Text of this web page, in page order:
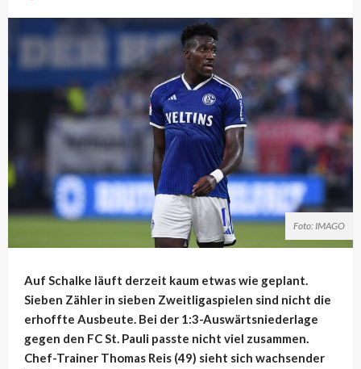
Foto: IMAGO
Auf Schalke läuft derzeit kaum etwas wie geplant.
Sieben Zähler in sieben Zweitligaspielen sind nicht die
erhoffte Ausbeute. Bei der 1:3-Auswärtsniederlage
gegen den FC St. Pauli passte nicht viel zusammen.
Chef-Trainer Thomas Reis (49) sieht sich wachsender